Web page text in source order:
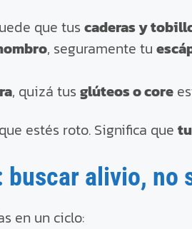
que tuscaderas y
, seguramente tu
, quizá tus glúteos o core
estés roto. Significa que
buscar alivio, no
en un ciclo: